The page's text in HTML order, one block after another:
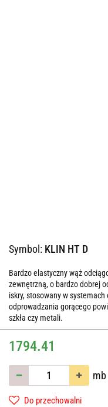
Symbol: KLIN HT D
Bardzo elastyczny wąż
zewnętrzną, o bardzo dobrej
iskry, stosowany w
odprowadzania gorącego
szkła czy metali.
1794.41
mb
Do przechowalni